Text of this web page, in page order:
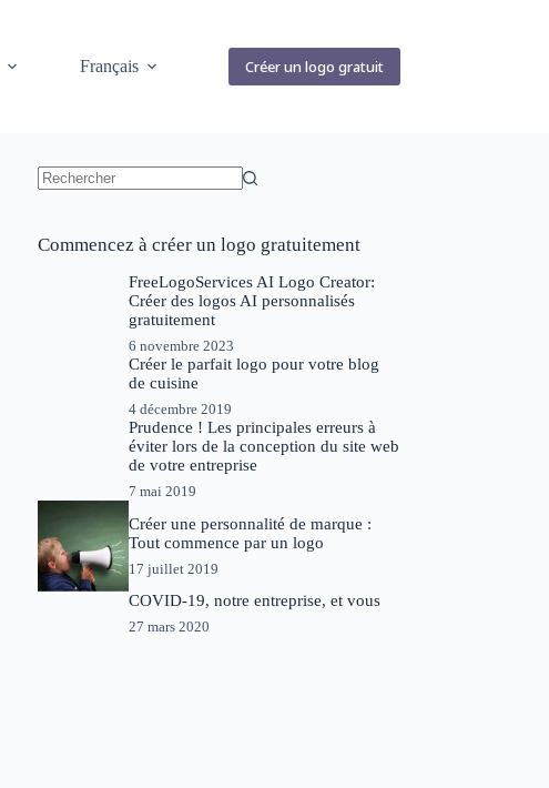
Français Créer un logo gratuit
Commencez à créer un logo gratuitement
FreeLogoServices AI Logo Creator:
Créer des logos AI personnalisés
gratuitement
6 novembre 2023
Créer le parfait logo pour votre blog
de cuisine
4 décembre 2019
Prudence ! Les principales erreurs à
éviter lors de la conception du site web
de votre entreprise
7 mai 2019
Créer une personnalité de marque :
Tout commence par un logo
17 juillet 2019
COVID-19, notre entreprise, et vous
27 mars 2020